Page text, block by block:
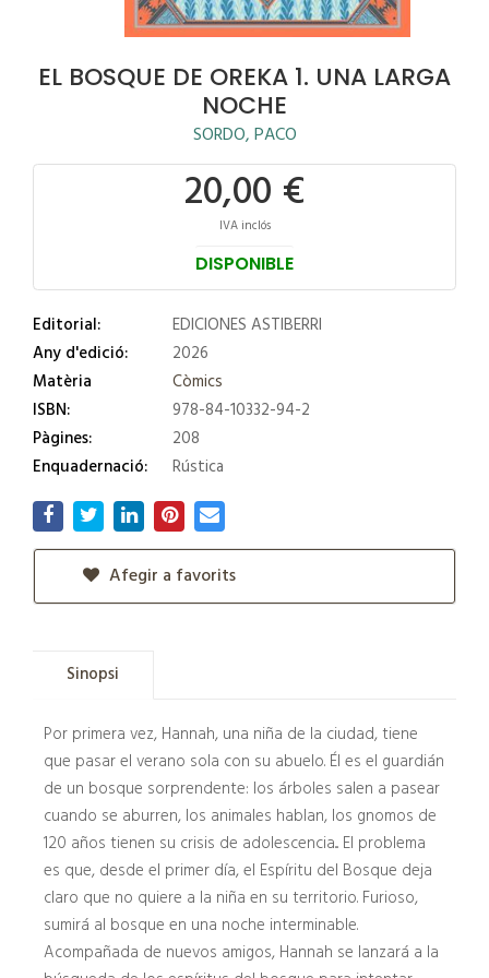
EL BOSQUE DE OREKA 1. UNA LARGA
NOCHE
SORDO, PACO
20,00 €
IVA inclós
DISPONIBLE
Editorial:
EDICIONES ASTIBERRI
Any d'edició:
2026
Matèria
Còmics
ISBN:
978-84-10332-94-2
Pàgines:
208
Enquadernació:
Rústica
Afegir a favorits
Sinopsi
Por primera vez, Hannah, una niña de la ciudad, tiene
que pasar el verano sola con su abuelo. Él es el guardián
de un bosque sorprendente: los árboles salen a pasear
cuando se aburren, los animales hablan, los gnomos de
120 años tienen su crisis de adolescencia... El problema
es que, desde el primer día, el Espíritu del Bosque deja
claro que no quiere a la niña en su territorio. Furioso,
sumirá al bosque en una noche interminable.
Acompañada de nuevos amigos, Hannah se lanzará a la